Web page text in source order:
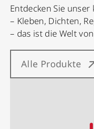
Entdecken Sie
– Kleben, Dichten,
– das ist die Welt
Alle Produkte